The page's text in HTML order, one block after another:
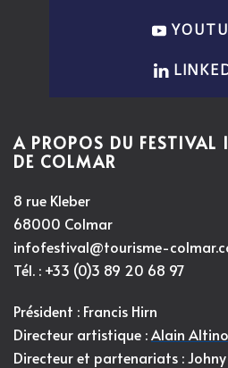
A PROPOS DU FESTIVAL
DE COLMAR
8 rue Kleber
68000 Colmar
infofestival@tourisme-
Tél. : +33 (0)3 89 20 68 97
Président : Francis Hirn
Directeur artistique :Alain
Directeur et partenariats : Johny